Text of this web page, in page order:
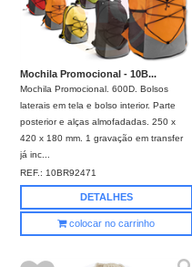
Mochila Promocional - 10B...
Mochila Promocional. 600D. Bolsos
laterais em tela e bolso interior. Parte
posterior e alças almofadadas. 250 x
420 x 180 mm. 1 gravação em transfer
já inc...
REF.: 10BR92471
DETALHES
colocar no carrinho